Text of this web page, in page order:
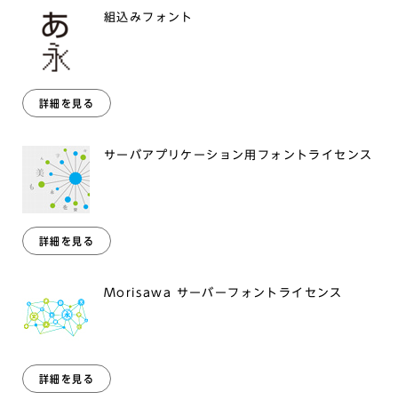
組込みフォント
詳細を見る
サーバアプリケーション用フォントライセンス
詳細を見る
Morisawa サーバーフォントライセンス
詳細を見る